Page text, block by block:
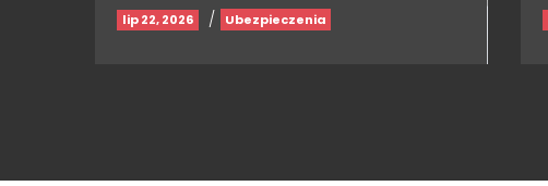
lip 22, 2026 / Ubezpieczenia